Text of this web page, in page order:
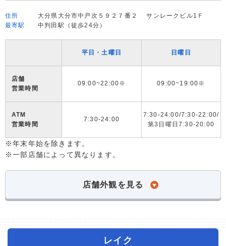
住所
大分県大分市中戸次５９２７番２ サンレークビル1Ｆ
最寄駅
中判田駅（徒歩24分）
平日・土曜日 日曜日
店舗
営業時間
09:00~22:00※ 09:00~19:00※
ATM
営業時間
7:30-24:00
7:30-24:00/7:30-22:00/
第3日曜日7:30-20:00
※年末年始を除きます。
※一部店舗によって異なります。
店舗外観を見る
レイク